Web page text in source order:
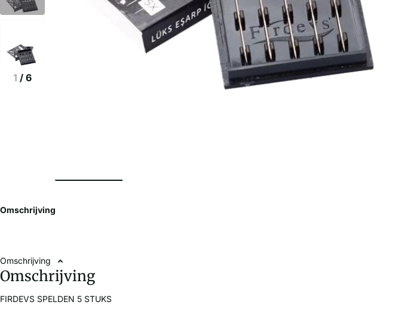
1 / 6
Omschrijving
Omschrijving
Omschrijving
FIRDEVS SPELDEN 5 STUKS